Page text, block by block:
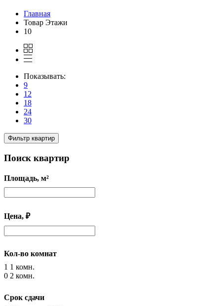
Главная
Товар Этажи
10
Показывать:
9
12
18
24
30
Фильтр квартир
Поиск квартир
Площадь, м²
Цена, ₽
Кол-во комнат
1 1 комн.
0 2 комн.
Срок сдачи